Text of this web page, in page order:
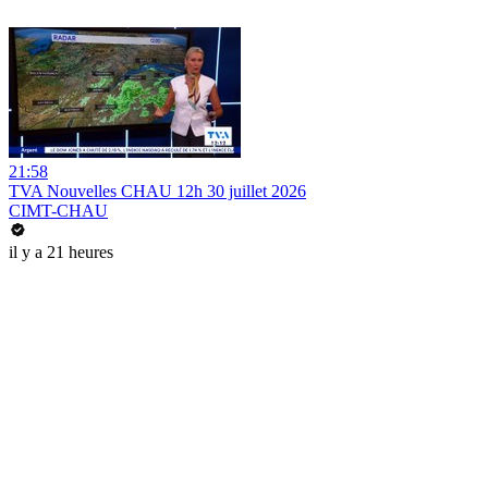
21:58
TVA Nouvelles CHAU 12h 30 juillet 2026
CIMT-CHAU
il y a 21 heures